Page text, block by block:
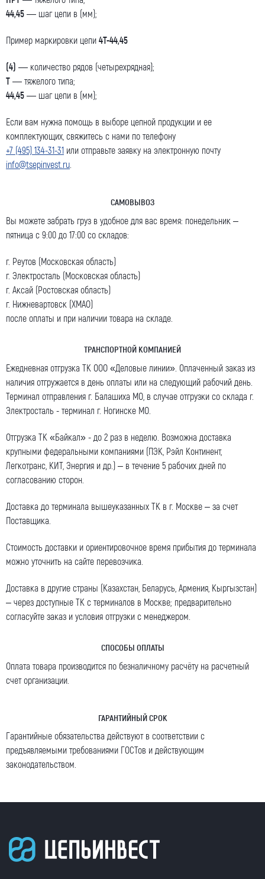
44,45 — шаг цепи в (мм);
Пример маркировки цепи 4Т-44,45
(4) — количество рядов (четырехрядная);
Т — тяжелого типа;
44,45 — шаг цепи в (мм);
Если вам нужна помощь в выборе цепной продукции и ее
комплектующих, свяжитесь с нами по телефону
+7 (495) 134-31-31 или отправьте заявку на электронную почту
info@tsepinvest.ru
САМОВЫВОЗ
Вы можете забрать груз в удобное для вас время: понедельник –
пятница с 9:00 до 17:00 со складов:
г. Реутов (Московская область)
г. Электросталь (Московская область)
г. Аксай (Ростовская область)
г. Нижневартовск (ХМАО)
после оплаты и при наличии товара на складе.
ТРАНСПОРТНОЙ КОМПАНИЕЙ
Ежедневная отгрузка ТК ООО «Деловые линии». Оплаченный заказ из
наличия отгружается в день оплаты или на следующий рабочий день.
Терминал отправления г. Балашиха МО, в случае отгрузки со склада г.
Электросталь - терминал г. Ногинске МО.
Отгрузка ТК «Байкал» - до 2 раз в неделю. Возможна доставка
крупными федеральными компаниями (ПЭК, Рэйл Континент,
Легкотранс, КИТ, Энергия и др.) – в течение 5 рабочих дней по
согласованию сторон.
Доставка до терминала вышеуказанных ТК в г. Москве – за счет
Поставщика.
Стоимость доставки и ориентировочное время прибытия до терминала
можно уточнить на сайте перевозчика.
Доставка в другие страны (Казахстан, Беларусь, Армения, Кыргызстан)
– через доступные ТК с терминалов в Москве; предварительно
согласуйте заказ и условия отгрузки с менеджером.
СПОСОБЫ ОПЛАТЫ
Оплата товара производится по безналичному расчёту на расчетный
счет организации.
ГАРАНТИЙНЫЙ СРОК
Гарантийные обязательства действуют в соответствии с
предъявляемыми требованиями ГОСТов и действующим
законодательством.